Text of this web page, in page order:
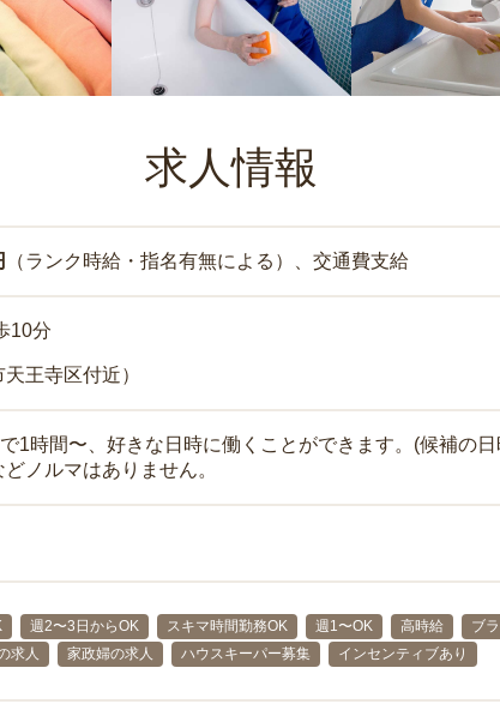
求人情報
（ランク時給・指名有無による）、交通費支給
10分
天王寺区付近）
1時間〜、好きな日時に働くことができます。(候補の
ノルマはありません。
週2〜3日からOK スキマ時間勤務OK 週1〜OK 高時給 ブ
求人
家政婦の求人 ハウスキーパー募集 インセンティブあり